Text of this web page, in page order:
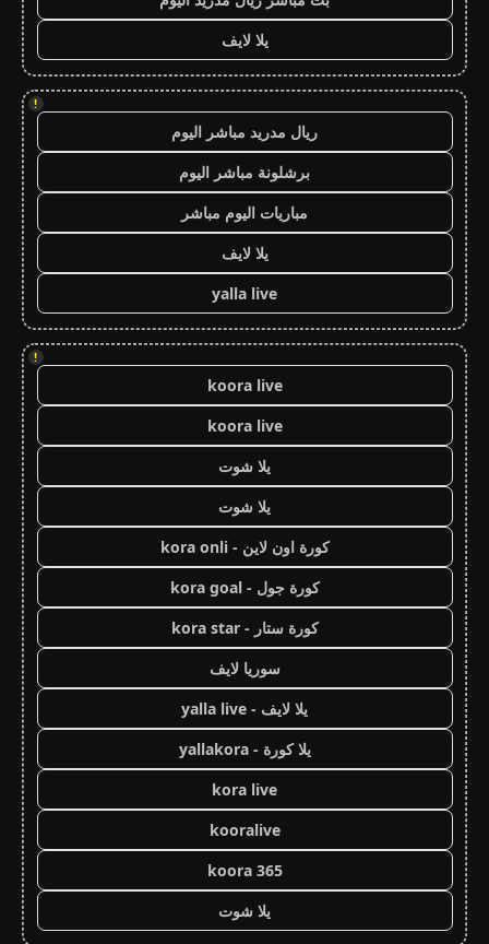
يلا لايف
!
ريال مدريد مباشر اليوم
برشلونة مباشر اليوم
مباريات اليوم مباشر
يلا لايف
yalla live
!
koora live
koora live
يلا شوت
يلا شوت
كورة اون لاين - kora onli
كورة جول - kora goal
كورة ستار - kora star
سوريا لايف
يلا لايف - yalla live
يلا كورة - yallakora
kora live
kooralive
koora 365
يلا شوت